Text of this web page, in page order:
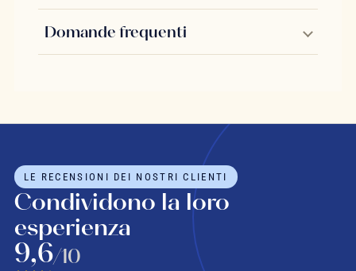
Domande frequenti
LE RECENSIONI DEI NOSTRI CLIENTI
Condividono la loro
esperienza
9,6/10